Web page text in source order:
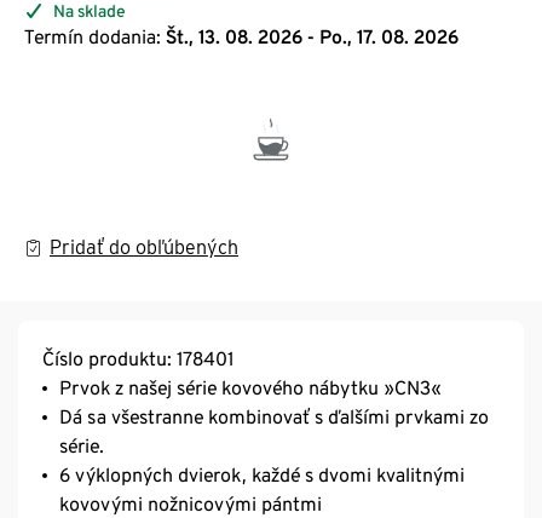
Na sklade
Termín dodania: Št., 13. 08. 2026 - Po., 17. 08. 2026
Pridať do obľúbených
Číslo produktu: 178401
Prvok z našej série kovového nábytku »CN3«
Dá sa všestranne kombinovať s ďalšími prvkami zo
série.
6 výklopných dvierok, každé s dvomi kvalitnými
kovovými nožnicovými pántmi